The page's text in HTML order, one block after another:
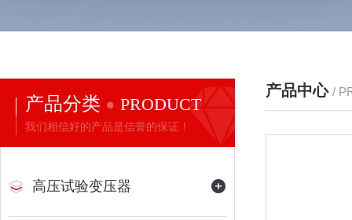
产品分类 PRODUCT
我们相信好的产品是信誉的保证！
高压试验变压器
产品中心 /